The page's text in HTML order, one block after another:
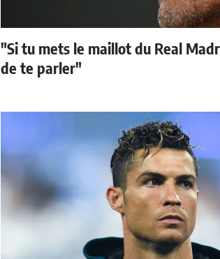
"Si tu mets le maillot du Real
de te parler"